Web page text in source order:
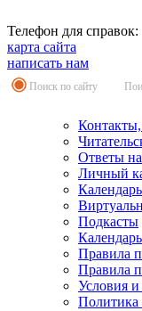
Телефон для
карта сайта
написать нам
Поиск по сайту
Ответы
Личный
Подкасты
Правила
Правила
Условия и
Политика